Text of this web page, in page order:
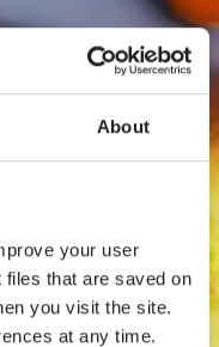
About
your user
that are saved on
you visit the site.
at any time.